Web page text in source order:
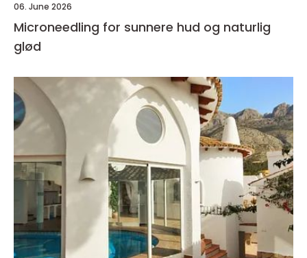
06. June 2026
Microneedling for sunnere hud og naturlig
glød